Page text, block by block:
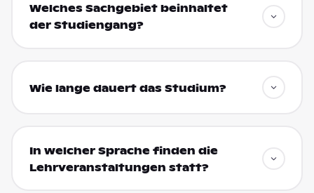
Welches Sachgebiet beinhaltet
der Studiengang?
Wie lange dauert das Studium?
In welcher Sprache finden die
Lehrveranstaltungen statt?